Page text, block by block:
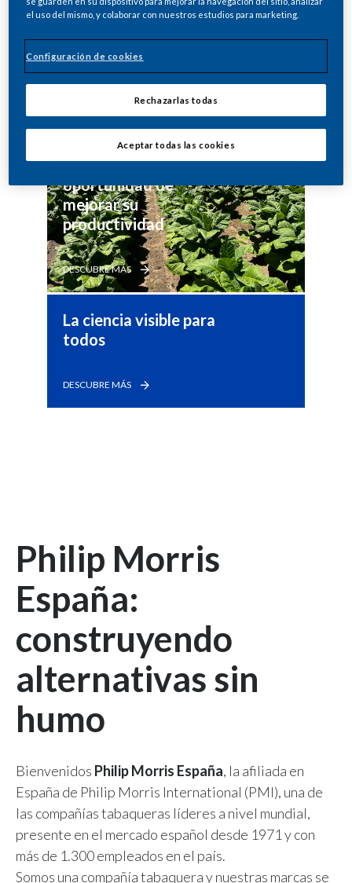
La ciencia visible para
todos
DESCUBRE MÁS
Los cultivadores de
tabaco ven en la
digitalización una clara
oportunidad de
mejorar su
productividad
DESCUBRE MÁS
El problema de la
Philip Morris
España:
construyendo
alternativas sin
humo
Bienvenidos Philip Morris España, la afiliada en
España de Philip Morris International (PMI), una de
las compañías tabaqueras líderes a nivel mundial,
presente en el mercado español desde 1971 y con
más de 1.300 empleados en el país.
Somos una compañía tabaquera y nuestras marcas se
el uso del mismo, y colaborar con nuestros estudios para marketing.
Configuración de cookies
Rechazarlas todas
Aceptar todas las cookies